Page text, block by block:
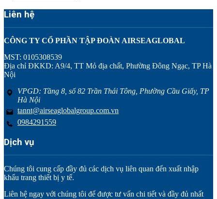
Liên hệ
CÔNG TY CỔ PHẦN TẬP ĐOÀN AIRSEAGLOBAL
MST: 0105308539
Địa chỉ ĐKKD: A9/4, TT Mỏ địa chất, Phường Đông Ngạc, TP Hà
Nội
VPGD: Tầng 8, số 82 Trần Thái Tông, Phường Cầu Giấy, TP
Hà Nội
tannt@airseaglobalgroup.com.vn
0984291559
Dịch vụ
Chúng tôi cung cấp đầy đủ các dịch vụ liên quan đến xuất nhập
khẩu trang thiết bị y tế.
Liên hệ ngay với chúng tôi để được tư vấn chi tiết và đầy đủ nhất